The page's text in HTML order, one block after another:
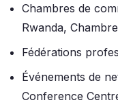
Chambres de
Rwanda,
Fédérations
Événements de
Conference